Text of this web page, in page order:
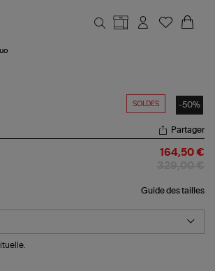
SOLDES -50%
Partager
164,50 €
Guide des tailles